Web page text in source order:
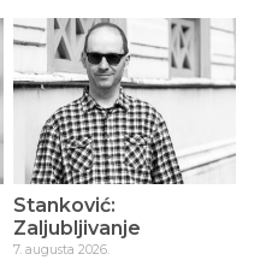
Stanković:
Zaljubljivanje
7. augusta 2026.